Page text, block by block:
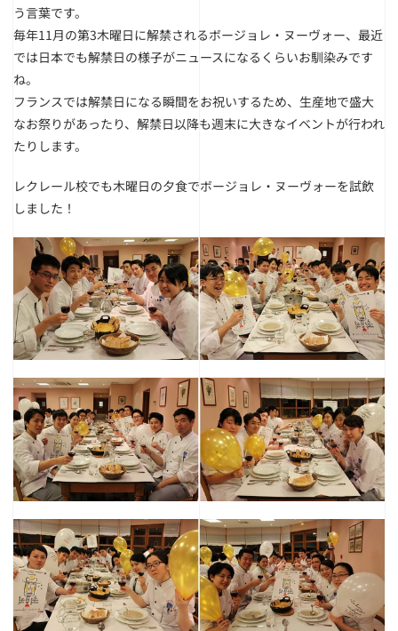
う言葉です。
毎年11月の第3木曜日に解禁されるボージョレ・ヌーヴォー、最近
では日本でも解禁日の様子がニュースになるくらいお馴染みです
ね。
フランスでは解禁日になる瞬間をお祝いするため、生産地で盛大
なお祭りがあったり、解禁日以降も週末に大きなイベントが行われ
たりします。
レクレール校でも木曜日の夕食でボージョレ・ヌーヴォーを試飲
しました！